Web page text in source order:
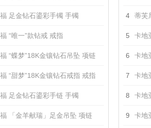
足金钻石鎏彩手镯 手镯
“唯一”款钻戒 戒指
“蝶梦”18K金镶钻石吊坠 项链
“甜梦”18K金镶钻石戒指 戒指
足金钻石鎏彩手链 手镯
「金羊献瑞」足金吊坠 项链
4 蒂芙
5 卡地
6 卡地
7 卡地
8 卡地
9 卡地